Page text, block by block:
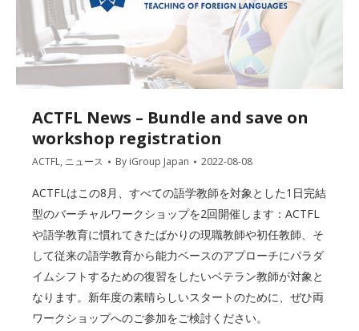
ACTFL News – Bundle and save on
workshop registration
ACTFL, ニュース By iGroup Japan 2022-08-08
ACTFLはこの8月、すべての語学教師を対象とした1日完結
型のバーチャルワークショップを2回開催します：ACTFL
や語学教育に慣れてきたばかりの現職教師や初任教師、そ
して従来の語学教育から能力ベースのアプローチにパラダ
イムシフトするための復習をしたいベテラン教師が対象と
なります。新年度の素晴らしいスタートのために、ぜひ両
ワークショップへのご参加をご検討ください。